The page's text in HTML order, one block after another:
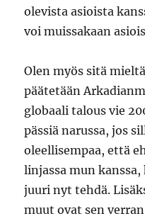
olevista asioista
voi muissakaan
Olen myös sitä
päätetään
globaali talous vie
pässiä narussa, jos
oleellisempaa, että
linjassa mun
juuri nyt tehdä.
muut ovat sen